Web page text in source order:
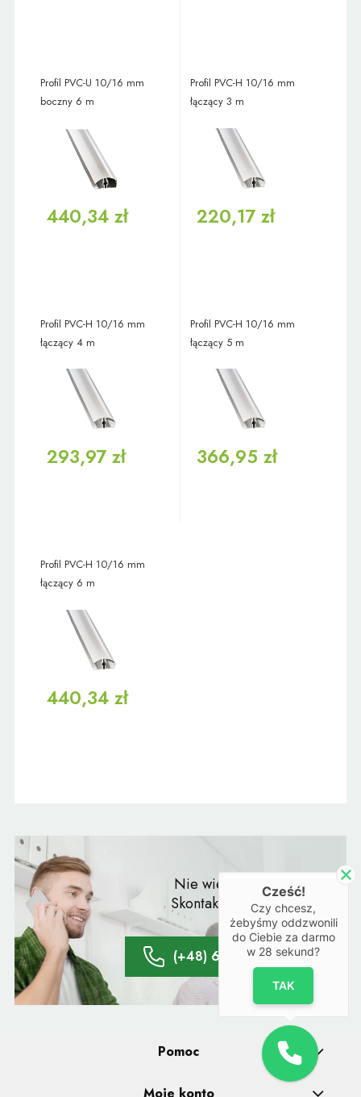
Profil PVC-U 10/16 mm
boczny 6 m
440,34 zł
Profil PVC-H 10/16 mm
łączący 3 m
220,17 zł
Profil PVC-H 10/16 mm
łączący 4 m
293,97 zł
Profil PVC-H 10/16 mm
łączący 5 m
366,95 zł
Profil PVC-H 10/16 mm
łączący 6 m
440,34 zł
Nie wiesz co wybrać?
Skontaktuj się z naszym
doradcą:
(+48) 61 428 20 66
Pomoc
Moje konto
Cześć!
Czy chcesz,
żebyśmy oddzwonili
do Ciebie za darmo
w 28 sekund?
TAK